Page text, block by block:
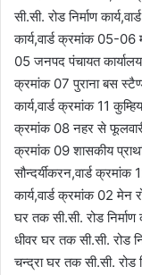
सी.सी. रोड निर्माण
कार्य,वार्ड क्रमांक 05-06
05 जनपद पंचायत कार्यालय
क्रमांक 07 पुराना बस
कार्य,वार्ड क्रमांक 11
क्रमांक 08 नहर से फूलवारी
क्रमांक 09 शासकीय
सौन्दर्यीकरन,वार्ड
कार्य,वार्ड क्रमांक 02 मेन
घर तक सी.सी. रोड
धीवर घर तक सी.सी. रोड
चन्द्रा घर तक सी.सी. रोड